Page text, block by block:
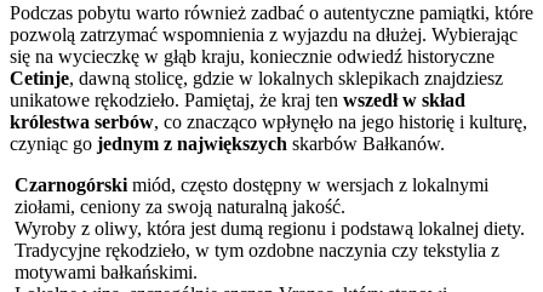
Podczas pobytu warto również zadbać o autentyczne pamiątki, które
pozwolą zatrzymać wspomnienia z wyjazdu na dłużej. Wybierając
się na wycieczkę w głąb kraju, koniecznie odwiedź historyczne
Cetinje, dawną stolicę, gdzie w lokalnych sklepikach znajdziesz
unikatowe rękodzieło. Pamiętaj, że kraj ten wszedł w skład
królestwa serbów, co znacząco wpłynęło na jego historię i kulturę,
czyniąc go jednym z największych skarbów Bałkanów.
Czarnogórski miód, często dostępny w wersjach z lokalnymi
ziołami, ceniony za swoją naturalną jakość.
Wyroby z oliwy, która jest dumą regionu i podstawą lokalnej diety.
Tradycyjne rękodzieło, w tym ozdobne naczynia czy tekstylia z
motywami bałkańskimi.